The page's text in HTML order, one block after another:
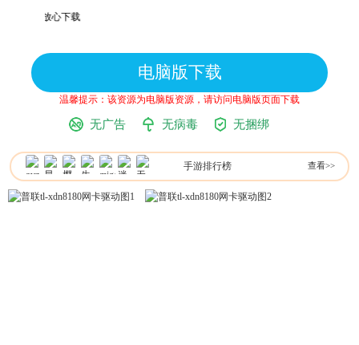
误报可放心下载
电脑版下载
温馨提示：该资源为电脑版资源，请访问电脑版页面下载
无广告 无病毒 无捆绑
手游排行榜 查看>>